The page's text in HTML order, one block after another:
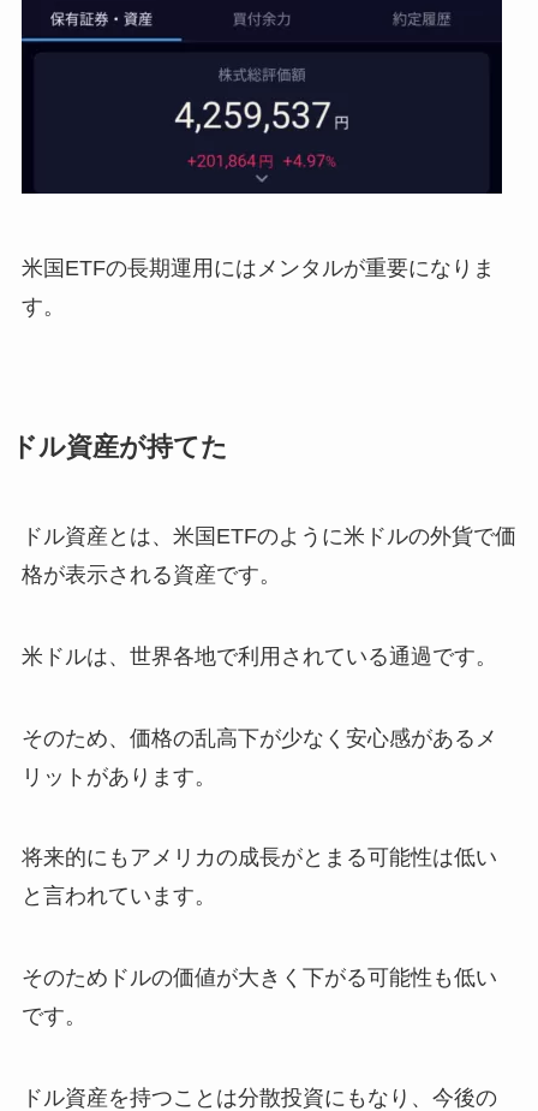
米国ETFの長期運用にはメンタルが重要になりま
す。
ドル資産が持てた
ドル資産とは、米国ETFのように米ドルの外貨で価
格が表示される資産です。
米ドルは、世界各地で利用されている通過です。
そのため、価格の乱高下が少なく安心感があるメ
リットがあります。
将来的にもアメリカの成長がとまる可能性は低い
と言われています。
そのためドルの価値が大きく下がる可能性も低い
です。
ドル資産を持つことは分散投資にもなり、今後の